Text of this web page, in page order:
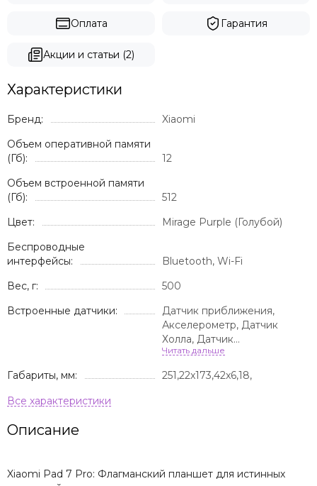
Оплата Гарантия
Акции и статьи (2)
Характеристики
Бренд:
Xiaomi
Объем оперативной памяти
(Гб):
12
Объем встроенной памяти
(Гб):
512
Цвет:
Mirage Purple (Голубой)
Беспроводные
интерфейсы:
Bluetooth, Wi-Fi
Вес, г:
500
Встроенные датчики:
Датчик приближения,
Акселерометр, Датчик
Холла, Датчик
освещенности, Сканер
Габариты, мм: 251,22x173,42x6,18,
Описание
Xiaomi Pad 7 Pro: Флагманский планшет для истинных